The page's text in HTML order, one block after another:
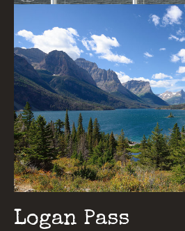
St. Mary
Logan Pass